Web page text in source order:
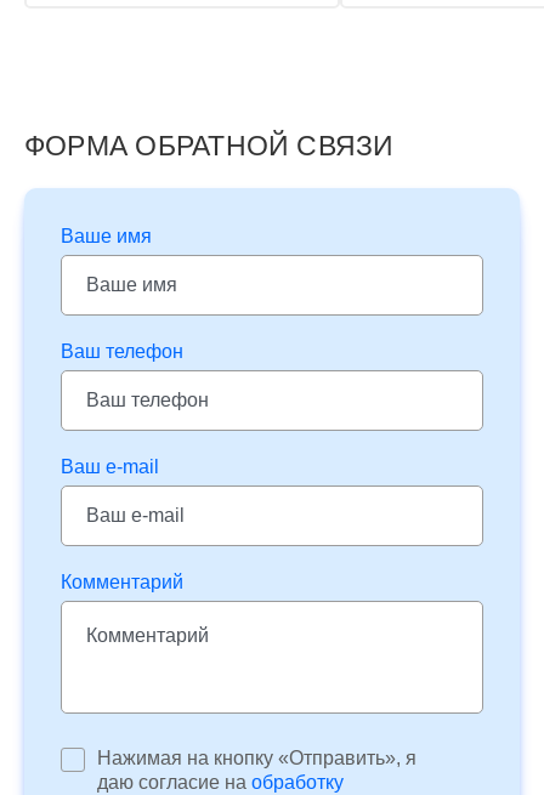
ФОРМА ОБРАТНОЙ СВЯЗИ
Ваше имя
Ваш телефон
Ваш e-mail
Комментарий
Нажимая на кнопку «Отправить», я
даю согласие на обработку